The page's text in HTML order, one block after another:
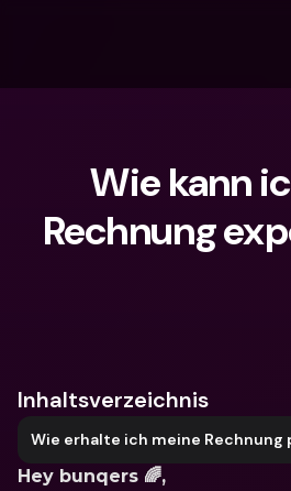
Wie kann
Rechnung
Inhaltsverzeichnis
Wie erhalte ich meine Rechnung
Hey bunqers 🌈,